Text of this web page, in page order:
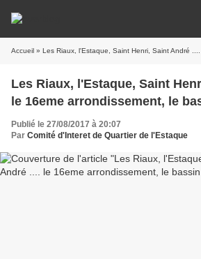
Accueil » Les Riaux, l'Estaque, Saint Henri, Saint André .... le 16eme
Les Riaux, l'Estaque, Saint
le 16eme arrondissement, le
Publié le 27/08/2017 à 20:07
Par Comité d'Interet de Quartier de l'Estaque